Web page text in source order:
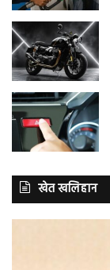
खेत खलिहान